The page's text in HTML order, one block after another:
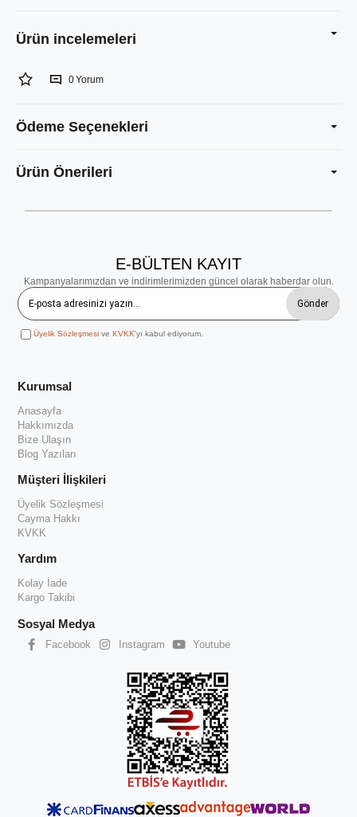
0
Ödeme Seçenekleri
Ürün Önerileri
E-BÜLTEN KAYIT
Kampanyalarımızdan ve indirimlerimizden güncel olarak haberdar olun.
Gönder
Üyelik Sözleşmesi veKVKK'yı kabul ediyorum.
Kurumsal
Anasayfa
Hakkımızda
Bize Ulaşın
Blog Yazıları
Müşteri İlişkileri
Üyelik Sözleşmesi
Cayma Hakkı
KVKK
Yardım
Kolay İade
Kargo Takibi
Sosyal Medya
Facebook Instagram Youtube